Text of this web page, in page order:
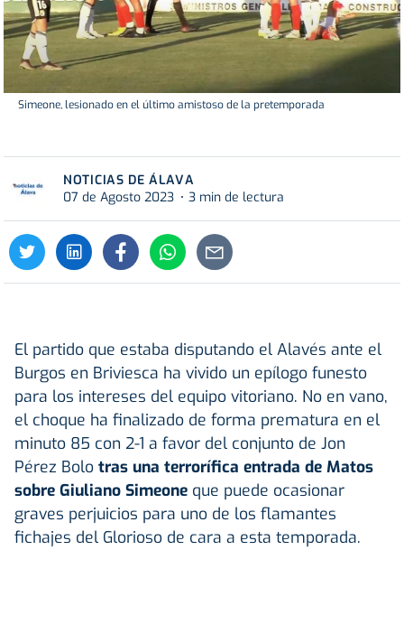
Simeone, lesionado en el último amistoso de la pretemporada
NOTICIAS DE ÁLAVA
07 de Agosto 2023
3 min de lectura
El partido que estaba disputando el Alavés ante el
Burgos en Briviesca ha vivido un epílogo funesto
para los intereses del equipo vitoriano. No en vano,
el choque ha finalizado de forma prematura en el
minuto 85 con 2-1 a favor del conjunto de Jon
Pérez Bolo tras una terrorífica entrada de Matos
sobre Giuliano Simeone que puede ocasionar
graves perjuicios para uno de los flamantes
fichajes del Glorioso de cara a esta temporada.